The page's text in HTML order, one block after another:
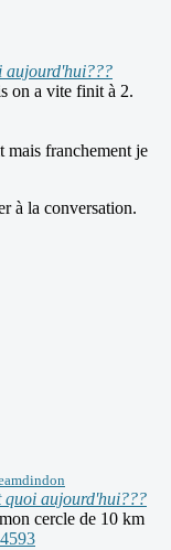
aujourd'hui???
on a vite finit à 2.
mais franchement je
à la conversation.
quoi aujourd'hui???
cercle de 10 km